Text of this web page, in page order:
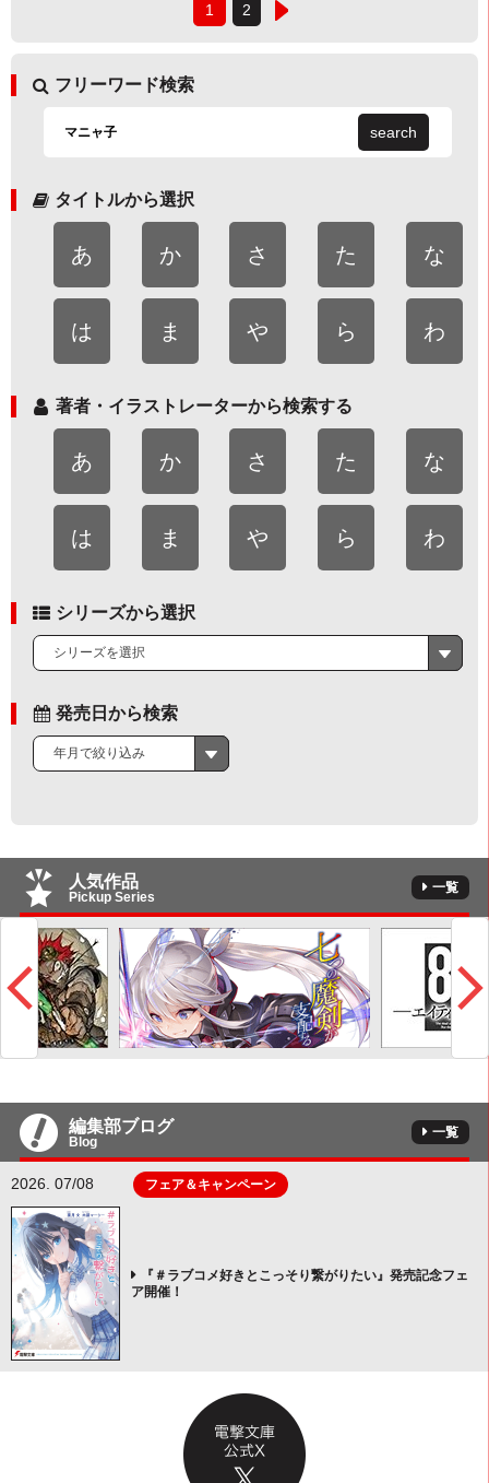
1 2
フリーワード検索
search
タイトルから選択
あ か さ た な
は ま や ら わ
著者・イラストレーターから検索する
あ か さ た な
は ま や ら わ
シリーズから選択
シリーズを選択
発売日から検索
年月で絞り込み
人気作品
Pickup Series
一覧
編集部ブログ
Blog
一覧
2026. 07/08 フェア＆キャンペーン
『＃ラブコメ好きとこっそり繋がりたい』発売記念フェ
ア開催！